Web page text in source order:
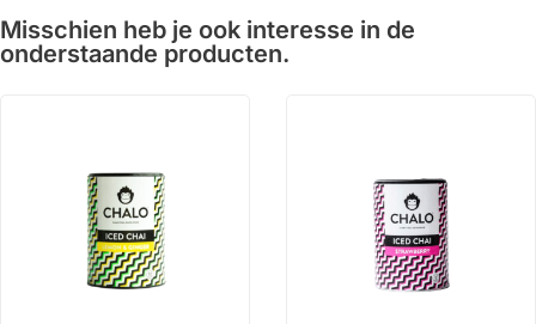
Misschien heb je ook interesse in de
onderstaande producten.